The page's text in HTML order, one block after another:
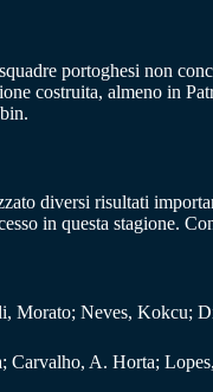
portoghesi non
costruita, almeno in
diversi risultati
in questa stagione.
Morato; Neves, Kokcu;
Carvalho, A. Horta;